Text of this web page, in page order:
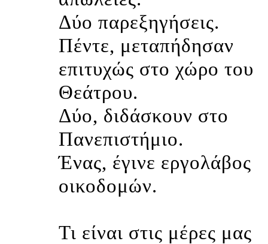
Δύο παρεξηγήσεις.
Πέντε, μεταπήδησαν
επιτυχώς στο χώρο του
Θεάτρου.
Δύο, διδάσκουν στο
Πανεπιστήμιο.
Ένας, έγινε εργολάβος
οικοδομών.
Τι είναι στις μέρες μας